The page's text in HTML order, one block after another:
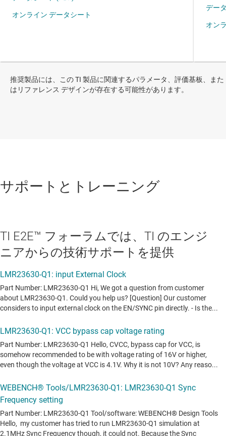
推奨製品には、この TI 製品に関連するパラメータ、評価基板、また
はリファレンス デザインが存在する可能性があります。
サポートとトレーニング
TI E2E™ フォーラムでは、TI のエンジ
ニアからの技術サポートを提供